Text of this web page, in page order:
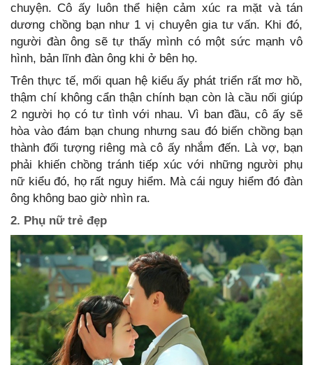
chuyện. Cô ấy luôn thể hiện cảm xúc ra mặt và tán
dương chồng bạn như 1 vị chuyên gia tư vấn. Khi đó,
người đàn ông sẽ tự thấy mình có một sức mạnh vô
hình, bản lĩnh đàn ông khi ở bên họ.
Trên thực tế, mối quan hệ kiểu ấy phát triển rất mơ hồ,
thậm chí không cẩn thận chính bạn còn là cầu nối giúp
2 người họ có tư tình với nhau. Vì ban đầu, cô ấy sẽ
hòa vào đám bạn chung nhưng sau đó biến chồng bạn
thành đối tượng riêng mà cô ấy nhắm đến. Là vợ, bạn
phải khiến chồng tránh tiếp xúc với những người phụ
nữ kiểu đó, họ rất nguy hiểm. Mà cái nguy hiểm đó đàn
ông không bao giờ nhìn ra.
2. Phụ nữ trẻ đẹp